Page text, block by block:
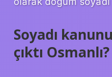
Soyadı
çıktı Osmanlı?